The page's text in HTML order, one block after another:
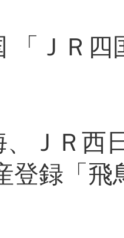
「ＪＲ
ＪＲ西
登録「